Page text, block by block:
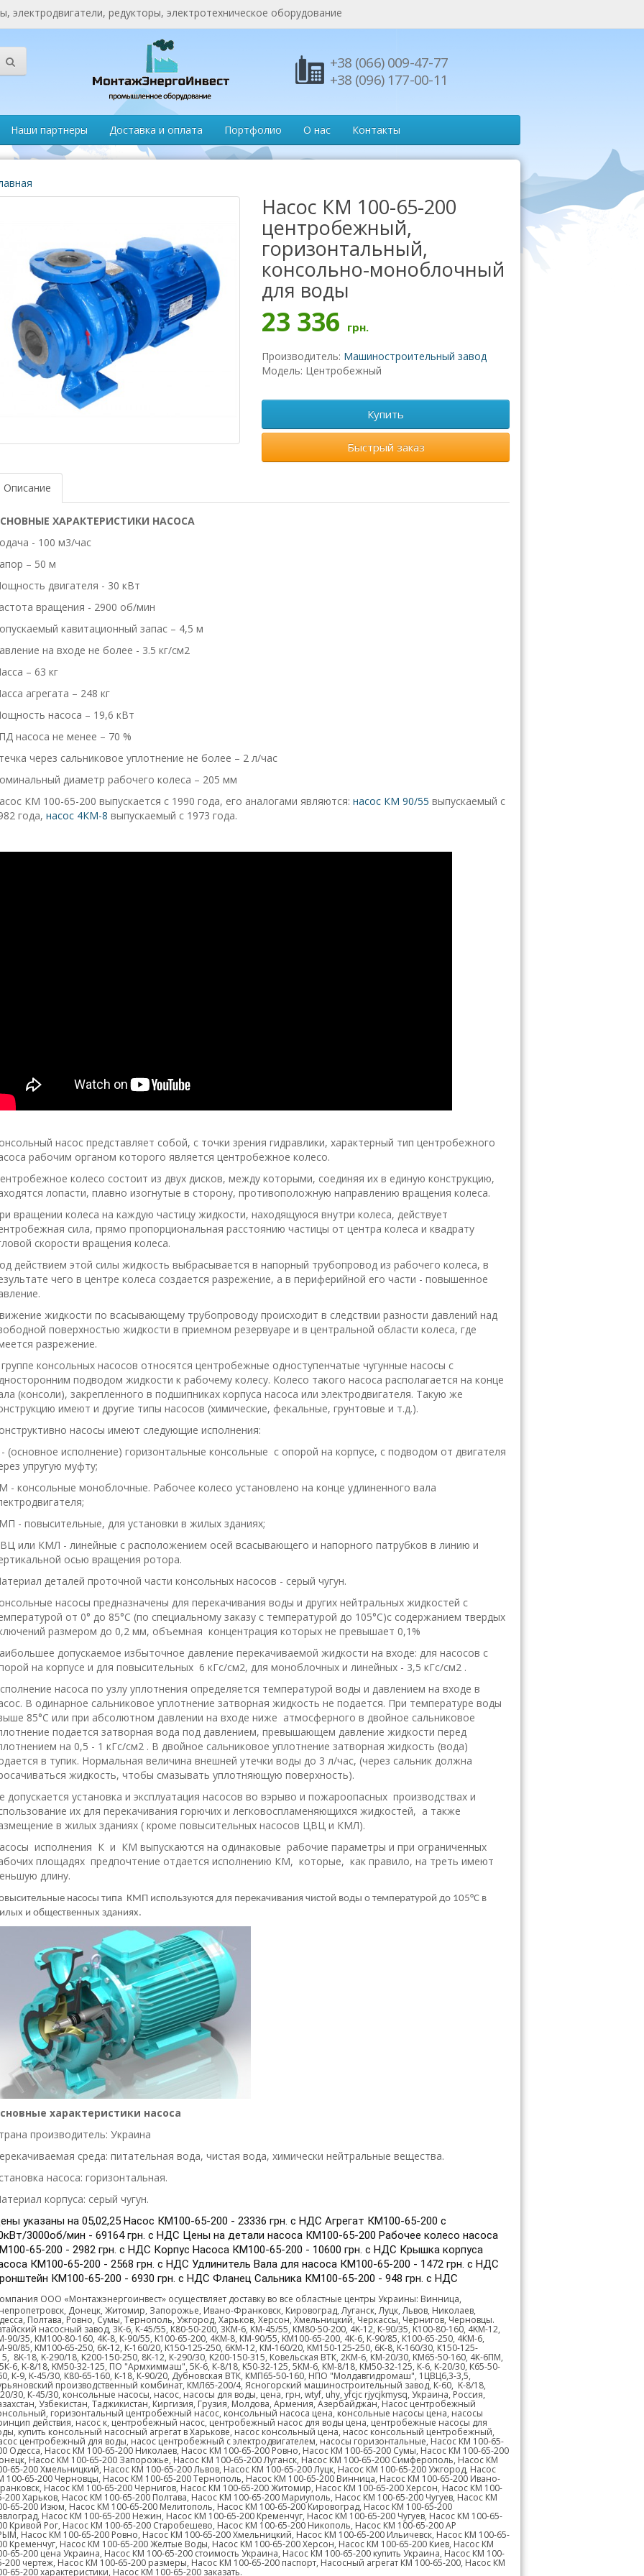
редукторы, электротехническое оборудование
+38 (066) 009-47-77
+38 (096) 177-00-11
Наши партнеры Доставка и оплата Портфолио О нас Контакты
Насос КМ 100-65-200
центробежный,
горизонтальный,
консольно-моноблочный
для воды
23 336 грн.
Производитель: Машиностроительный завод
Модель: Центробежный
Купить
Быстрый заказ
Описание
ХАРАКТЕРИСТИКИ НАСОСА
- 100 м3/час
– 50 м
двигателя - 30 кВт
вращения - 2900 об/мин
кавитационный запас – 4,5 м
на входе не более - 3.5 кг/см2
– 63 кг
агрегата – 248 кг
насоса – 19,6 кВт
насоса не менее – 70 %
через сальниковое уплотнение не более – 2 л/час
диаметр рабочего колеса – 205 мм
КМ 100-65-200 выпускается с 1990 года, его аналогами являются: насос КМ 90/55 выпускаемый с
года, насос 4КМ-8 выпускаемый с 1973 года.
насос представляет собой, с точки зрения гидравлики, характерный тип центробежного
рабочим органом которого является центробежное колесо.
колесо состоит из двух дисков, между которыми, соединяя их в единую конструкцию,
лопасти, плавно изогнутые в сторону, противоположную направлению вращения колеса.
вращении колеса на каждую частицу жидкости, находящуюся внутри колеса, действует
сила, прямо пропорциональная расстоянию частицы от центра колеса и квадрату
скорости вращения колеса.
действием этой силы жидкость выбрасывается в напорный трубопровод из рабочего колеса, в
чего в центре колеса создается разрежение, а в периферийной его части - повышенное
жидкости по всасывающему трубопроводу происходит в следствии разности давлений над
поверхностью жидкости в приемном резервуаре и в центральной области колеса, где
разрежение.
консольных насосов относятся центробежные одноступенчатые чугунные насосы с
подводом жидкости к рабочему колесу. Колесо такого насоса располагается на конце
(консоли), закрепленного в подшипниках корпуса насоса или электродвигателя. Такую же
имеют и другие типы насосов (химические, фекальные, грунтовые и т.д.).
насосы имеют следующие исполнения:
(основное исполнение) горизонтальные консольные с опорой на корпусе, с подводом от двигателя
упругую муфту;
- консольные моноблочные. Рабочее колесо установлено на конце удлиненного вала
- повысительные, для установки в жилых зданиях;
или КМЛ - линейные с расположением осей всасывающего и напорного патрубков в линию и
осью вращения ротора.
деталей проточной части консольных насосов - серый чугун.
насосы предназначены для перекачивания воды и других нейтральных жидкостей с
от 0° до 85°С (по специальному заказу с температурой до 105°С)с содержанием твердых
размером до 0,2 мм, объемная концентрация которых не превышает 0,1%
допускаемое избыточное давление перекачиваемой жидкости на входе: для насосов с
на корпусе и для повысительных 6 кГс/cм2, для моноблочных и линейных - 3,5 кГс/см2 .
насоса по узлу уплотнения определяется температурой воды и давлением на входе в
В одинарное сальниковое уплотнение затворная жидкость не подается. При температуре воды
85°С или при абсолютном давлении на входе ниже атмосферного в двойное сальниковое
подается затворная вода под давлением, превышающем давление жидкости перед
на 0,5 - 1 кГс/см2 . В двойное сальниковое уплотнение затворная жидкость (вода)
в тупик. Нормальная величина внешней утечки воды до 3 л/час, (через сальник должна
жидкость, чтобы смазывать уплотняющую поверхность).
допускается установка и эксплуатация насосов во вэрыво и пожароопасных производствах и
их для перекачивания горючих и легковоспламеняющихся жидкостей, а также
в жилых зданиях ( кроме повысительных насосов ЦВЦ и КМЛ).
исполнения К и КM выпускаются на одинаковые рабочие параметры и при ограниченных
площадях предпочтение отдается исполнению КМ, которые, как правило, на треть имеют
длину.
насосы типа КМП используются для перекачивания чистой воды о температурой до 105°С в
и общественных зданиях.
характеристики насоса
производитель: Украина
среда: питательная вода, чистая вода, химически нейтральные вещества.
насоса: горизонтальная.
корпуса: серый чугун.
указаны на 05,02,25 Насос КМ100-65-200 - 23336 грн. с НДС Агрегат КМ100-65-200 с
3000об/мин - 69164 грн. с НДС Цены на детали насоса КМ100-65-200 Рабочее колесо насоса
65-200 - 2982 грн. с НДС Корпус Насоса КМ100-65-200 - 10600 грн. с НДС Крышка корпуса
КМ100-65-200 - 2568 грн. с НДС Удлинитель Вала для насоса КМ100-65-200 - 1472 грн. с НДС
КМ100-65-200 - 6930 грн. с НДС Фланец Сальника КМ100-65-200 - 948 грн. с НДС
омпания ООО «Монтажэнергоинвест» осуществляет доставку во все областные центры Украины: Винница,
Донецк, Житомир, Запорожье, Ивано-Франковск, Кировоград, Луганск, Луцк, Львов, Николаев,
Полтава, Ровно, Сумы, Тернополь, Ужгород, Харьков, Херсон, Хмельницкий, Черкассы, Чернигов, Черновцы.
насосный завод, 3К-6, К-45/55, К80-50-200, 3КМ-6, KM-45/55, КМ80-50-200, 4K-12, К-90/35, K100-80-160, 4KM-12,
90/35, КМ100-80-160, 4К-8, К-90/55, K100-65-200, 4КМ-8, КМ-90/55, KM100-65-200, 4К-6, К-90/85, К100-65-250, 4КМ-6,
90/85, KM100-65-250, 6K-12, К-160/20, K150-125-250, 6KM-12, КМ-160/20, KM150-125-250, 6K-8, K-160/30, К150-125-
8K-18, K-290/18, K200-150-250, 8К-12, К-290/30, K200-150-315, Ковельская ВТК, 2КМ-6, КМ-20/30, KM65-50-160, 4К-6ПМ,
6, K-8/18, KM50-32-125, ПО "Армхиммаш", 5К-6, К-8/18, K50-32-125, 5КМ-6, КМ-8/18, КМ50-32-125, К-6, K-20/30, К65-50-
К-9, K-45/30, К80-65-160, К-18, К-90/20, Дубновская ВТК, КМП65-50-160, НПО "Молдавгидромаш", 1ЦВЦ6,3-3,5,
производственный комбинат, КМЛ65-200/4, Ясногорский машиностроительный завод, К-60, K-8/18,
30, К-45/30, консольные насосы, насос, насосы для воды, цена, грн, wtyf, uhy, yfcjc rjycjkmysq, Украина, Россия,
Узбекистан, Таджикистан, Киргизия, Грузия, Молдова, Армения, Азербайджан, Насос центробежный
горизонтальный центробежный насос, консольный насоса цена, консольные насосы цена, насосы
действия, насос к, центробежный насос, центробежный насос для воды цена, центробежные насосы для
купить консольный насосный агрегат в Харькове, насос консольный цена, насос консольный центробежный,
центробежный для воды, насос центробежный с электродвигателем, насосы горизонтальные, Насос КМ 100-65-
Одесса, Насос КМ 100-65-200 Николаев, Насос КМ 100-65-200 Ровно, Насос КМ 100-65-200 Сумы, Насос КМ 100-65-200
Насос КМ 100-65-200 Запорожье, Насос КМ 100-65-200 Луганск, Насос КМ 100-65-200 Симферополь, Насос КМ
65-200 Хмельницкий, Насос КМ 100-65-200 Львов, Насос КМ 100-65-200 Луцк, Насос КМ 100-65-200 Ужгород, Насос
100-65-200 Черновцы, Насос КМ 100-65-200 Тернополь, Насос КМ 100-65-200 Винница, Насос КМ 100-65-200 Ивано-
Насос КМ 100-65-200 Чернигов, Насос КМ 100-65-200 Житомир, Насос КМ 100-65-200 Херсон, Насос КМ 100-
200 Харьков, Насос КМ 100-65-200 Полтава, Насос КМ 100-65-200 Мариуполь, Насос КМ 100-65-200 Чугуев, Насос КМ
65-200 Изюм, Насос КМ 100-65-200 Мелитополь, Насос КМ 100-65-200 Кировоград, Насос КМ 100-65-200
Насос КМ 100-65-200 Нежин, Насос КМ 100-65-200 Кременчуг, Насос КМ 100-65-200 Чугуев, Насос КМ 100-65-
Кривой Рог, Насос КМ 100-65-200 Старобешево, Насос КМ 100-65-200 Никополь, Насос КМ 100-65-200 АР
Насос КМ 100-65-200 Ровно, Насос КМ 100-65-200 Хмельницкий, Насос КМ 100-65-200 Ильичевск, Насос КМ 100-65-
Кременчуг, Насос КМ 100-65-200 Желтые Воды, Насос КМ 100-65-200 Херсон, Насос КМ 100-65-200 Киев, Насос КМ
65-200 цена Украина, Насос КМ 100-65-200 стоимость Украина, Насос КМ 100-65-200 купить Украина, Насос КМ 100-
200 чертеж, Насос КМ 100-65-200 размеры, Насос КМ 100-65-200 паспорт, Насосный агрегат КМ 100-65-200, Насос КМ
65-200 характеристики, Насос КМ 100-65-200 заказать.